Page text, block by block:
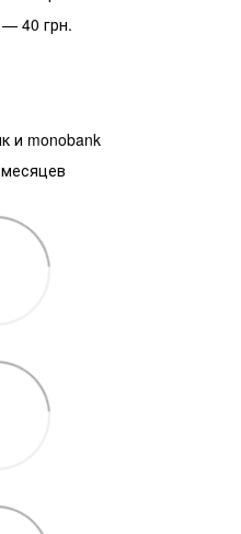
40 грн.
и monobank